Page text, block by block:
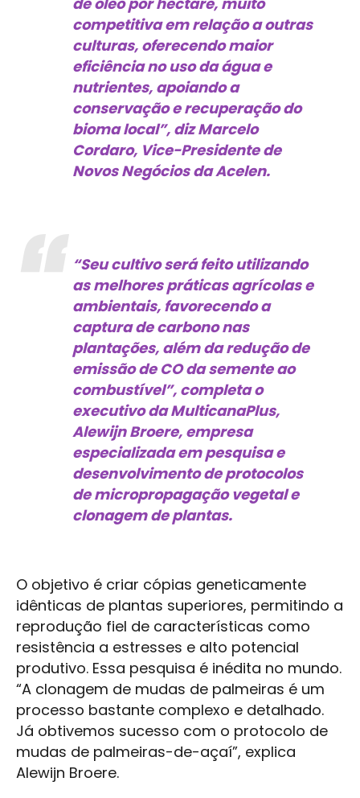
competitiva em relação a outras
culturas, oferecendo maior
eficiência no uso da água e
nutrientes, apoiando a
conservação e recuperação do
bioma local”, diz Marcelo
Cordaro, Vice-Presidente de
Novos Negócios da Acelen.
“Seu cultivo será feito utilizando
as melhores práticas agrícolas e
ambientais, favorecendo a
captura de carbono nas
plantações, além da redução de
emissão de CO da semente ao
combustível”, completa o
executivo da MulticanaPlus,
Alewijn Broere, empresa
especializada em pesquisa e
desenvolvimento de protocolos
de micropropagação vegetal e
clonagem de plantas.
O objetivo é criar cópias geneticamente
idênticas de plantas superiores, permitindo a
reprodução fiel de características como
resistência a estresses e alto potencial
produtivo. Essa pesquisa é inédita no mundo.
“A clonagem de mudas de palmeiras é um
processo bastante complexo e detalhado.
Já obtivemos sucesso com o protocolo de
mudas de palmeiras-de-açaí”, explica
Alewijn Broere.